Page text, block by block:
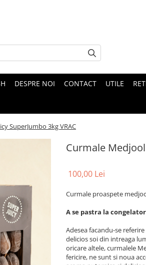
DESPRE NOI CONTACT UTILE
SuperJumbo 3kg VRAC
Curmale
100,00 Lei
Curmale proaspete
A se pastra la
Adesea facandu-se
delicios soi din intreaga
oricare altele, curmalele
fericire, ne sunt si noua